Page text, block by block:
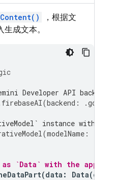
，根据文
成文本。
Developer API backend
firebaseAI(backend : .
instance with a
(modelName :
`Data` with the
(data : Data(